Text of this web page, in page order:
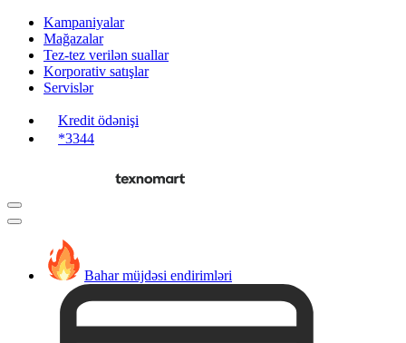
Kampaniyalar
Mağazalar
Tez-tez verilən suallar
Korporativ satışlar
Servislər
Kredit ödənişi
*3344
Bahar müjdəsi endirimləri